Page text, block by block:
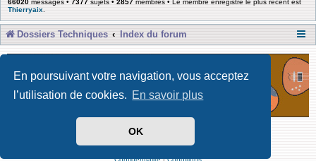
En poursuivant votre navigation, vous acceptez
l’utilisation de cookies. En savoir plus
OK
Thierryaix
Dossiers Techniques Index du forum
Développé par Forum Software © phpBB Limited
Traduit par phpBB-fr
Confidentialité|Conditions